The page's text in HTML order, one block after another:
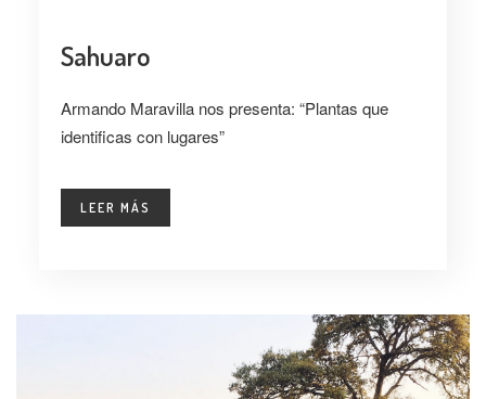
Sahuaro
Armando Maravilla nos presenta: “Plantas que
identificas con lugares”
LEER MÁS